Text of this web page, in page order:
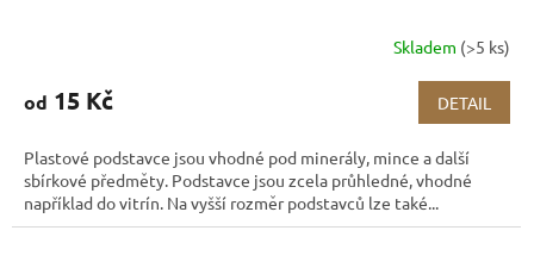
Skladem (>5 ks)
od 15 Kč DETAIL
Plastové podstavce jsou vhodné pod minerály, mince a další
sbírkové předměty. Podstavce jsou zcela průhledné, vhodné
například do vitrín. Na vyšší rozměr podstavců lze také...